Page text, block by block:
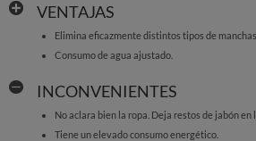
VENTAJAS
Elimina eficazmente distintos tipos de manchas
Consumo de agua ajustado.
INCONVENIENTES
No aclara bien la ropa. Deja restos de jabón en
Tiene un elevado consumo energético.